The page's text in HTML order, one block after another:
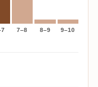
7–8 8–9 9–10